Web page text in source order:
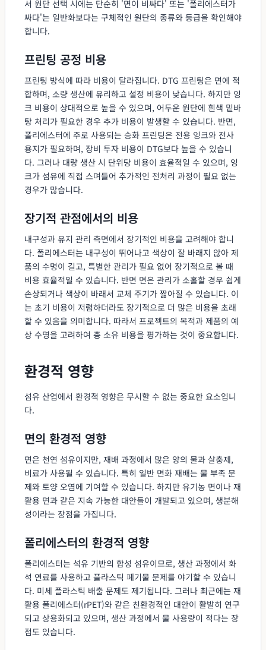
서 원단 선택 시에는 단순히 '면이 비싸다' 또는 '폴리에스터가
싸다'는 일반화보다는 구체적인 원단의 종류와 등급을 확인해야
합니다.
프린팅 공정 비용
프린팅 방식에 따라 비용이 달라집니다. DTG 프린팅은 면에 적
합하며, 소량 생산에 유리하고 설정 비용이 낮습니다. 하지만 잉
크 비용이 상대적으로 높을 수 있으며, 어두운 원단에 흰색 밑바
탕 처리가 필요한 경우 추가 비용이 발생할 수 있습니다. 반면,
폴리에스터에 주로 사용되는 승화 프린팅은 전용 잉크와 전사
용지가 필요하며, 장비 투자 비용이 DTG보다 높을 수 있습니
다. 그러나 대량 생산 시 단위당 비용이 효율적일 수 있으며, 잉
크가 섬유에 직접 스며들어 추가적인 전처리 과정이 필요 없는
경우가 많습니다.
장기적 관점에서의 비용
내구성과 유지 관리 측면에서 장기적인 비용을 고려해야 합니
다. 폴리에스터는 내구성이 뛰어나고 색상이 잘 바래지 않아 제
품의 수명이 길고, 특별한 관리가 필요 없어 장기적으로 볼 때
비용 효율적일 수 있습니다. 반면 면은 관리가 소홀할 경우 쉽게
손상되거나 색상이 바래서 교체 주기가 짧아질 수 있습니다. 이
는 초기 비용이 저렴하더라도 장기적으로 더 많은 비용을 초래
할 수 있음을 의미합니다. 따라서 프로젝트의 목적과 제품의 예
상 수명을 고려하여 총 소유 비용을 평가하는 것이 중요합니다.
환경적 영향
섬유 산업에서 환경적 영향은 무시할 수 없는 중요한 요소입니
다.
면의 환경적 영향
면은 천연 섬유이지만, 재배 과정에서 많은 양의 물과 살충제,
비료가 사용될 수 있습니다. 특히 일반 면화 재배는 물 부족 문
제와 토양 오염에 기여할 수 있습니다. 하지만 유기농 면이나 재
활용 면과 같은 지속 가능한 대안들이 개발되고 있으며, 생분해
성이라는 장점을 가집니다.
폴리에스터의 환경적 영향
폴리에스터는 석유 기반의 합성 섬유이므로, 생산 과정에서 화
석 연료를 사용하고 플라스틱 폐기물 문제를 야기할 수 있습니
다. 미세 플라스틱 배출 문제도 제기됩니다. 그러나 최근에는 재
활용 폴리에스터(rPET)와 같은 친환경적인 대안이 활발히 연구
되고 상용화되고 있으며, 생산 과정에서 물 사용량이 적다는 장
점도 있습니다.